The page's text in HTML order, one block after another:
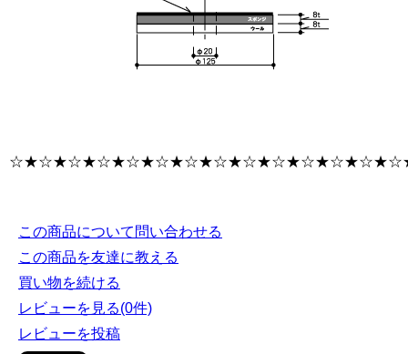
この商品について問い合わせる
この商品を友達に教える
買い物を続ける
レビューを見る(0件)
レビューを投稿